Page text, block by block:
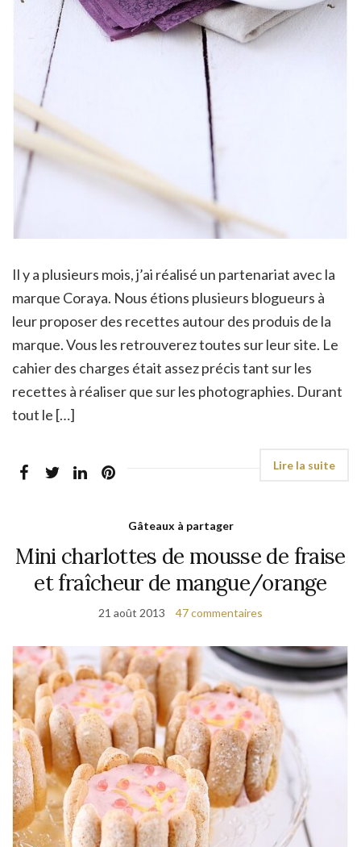
Il y a plusieurs mois, j’ai réalisé un partenariat avec la
marque Coraya. Nous étions plusieurs blogueurs à
leur proposer des recettes autour des produis de la
marque. Vous les retrouverez toutes sur leur site. Le
cahier des charges était assez précis tant sur les
recettes à réaliser que sur les photographies. Durant
tout le […]
Gâteaux à partager
Mini charlottes de mousse de fraise
et fraîcheur de mangue/orange
21 août 2013 47 commentaires